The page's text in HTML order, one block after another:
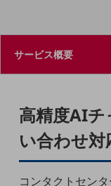
カテゴリーで探す
カテゴリーで探すTOP
クラウド・データセンタ
電話・映像コミュニケ
セキュリティ
高精度AI
い合わせ対
コンタクトセン